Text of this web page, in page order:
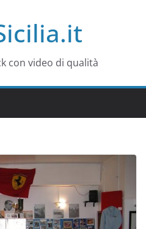
con video di qualità